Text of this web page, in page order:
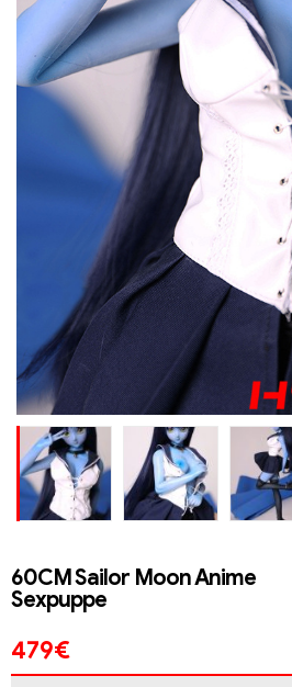
60CM Sailor Moon Anime
Sexpuppe
479€